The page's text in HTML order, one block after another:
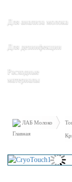
Для анализа молока
Для дезинфекции
Расходные
материалы
ЛАБ Молоко